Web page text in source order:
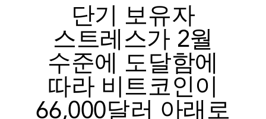
단기 보유자
스트레스가 2월
수준에 도달함에
따라 비트코인이
66,000달러 아래로